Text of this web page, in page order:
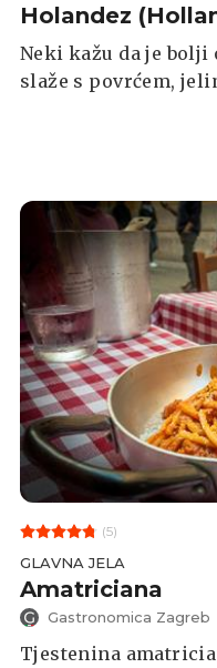
Holandez
Neki kažu da je bolji
slaže s povrćem,
(5)
GLAVNA JELA
Amatriciana
Gastronomica Zagreb
Tjestenina